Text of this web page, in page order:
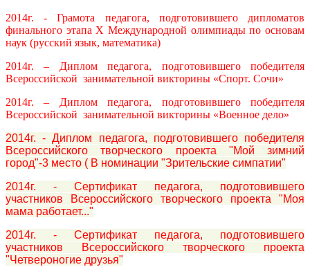
2014г. - Грамота педагога, подготовившего дипломатов
финального этапа Х Международной олимпиады по основам
наук (русский язык, математика)
2014г. – Диплом педагога, подготовившего победителя
Всероссийской занимательной викторины «Спорт. Сочи»
2014г. – Диплом педагога, подготовившего победителя
Всероссийской занимательной викторины «Военное дело»
2014г. - Диплом педагога, подготовившего победителя
Всероссийского творческого проекта "Мой зимний
город"-3 место ( В номинации "Зрительские симпатии"
2014г. - Сертификат педагога, подготовившего
участников Всероссийского творческого проекта "Моя
мама работает..."
2014г. - Сертификат педагога, подготовившего
участников Всероссийского творческого проекта
"Четвероногие друзья"